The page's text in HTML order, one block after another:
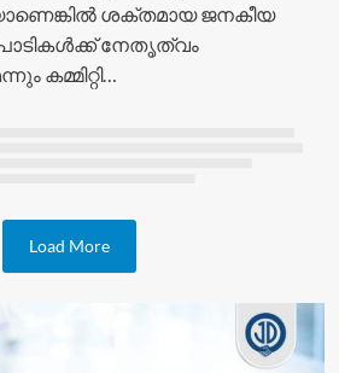
ശക്തമായ ജനകീയ
നേതൃത്വം
കമ്മിറ്റി…
Load More